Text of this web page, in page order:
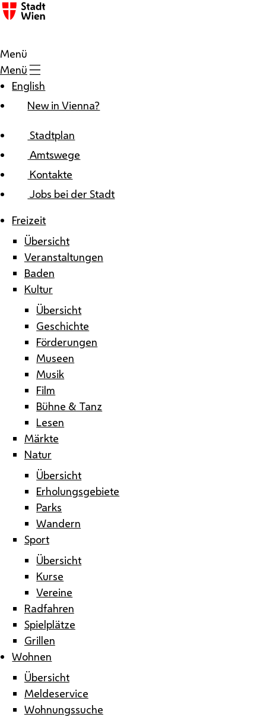
Zum Inhalt
Menü
Menü
English
New in Vienna?
Stadtplan
Amtswege
Kontakte
Jobs bei der Stadt
Freizeit
Übersicht
Veranstaltungen
Baden
Kultur
Übersicht
Geschichte
Förderungen
Museen
Musik
Film
Bühne & Tanz
Lesen
Märkte
Natur
Übersicht
Erholungsgebiete
Parks
Wandern
Sport
Übersicht
Kurse
Vereine
Radfahren
Spielplätze
Grillen
Wohnen
Übersicht
Meldeservice
Wohnungssuche